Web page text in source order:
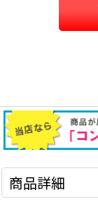
商品詳細